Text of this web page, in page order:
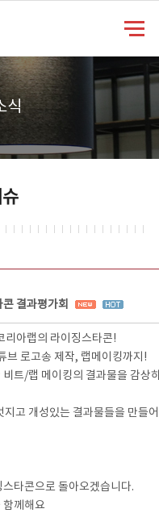
식
결과평가회
리아랩의 라이징스타콘!
브 로고송 제작, 랩메이킹까지!
트/랩 메이킹의 결과물을 감상
고 개성있는 결과물들을 만들
타콘으로 돌아오겠습니다.
께해요